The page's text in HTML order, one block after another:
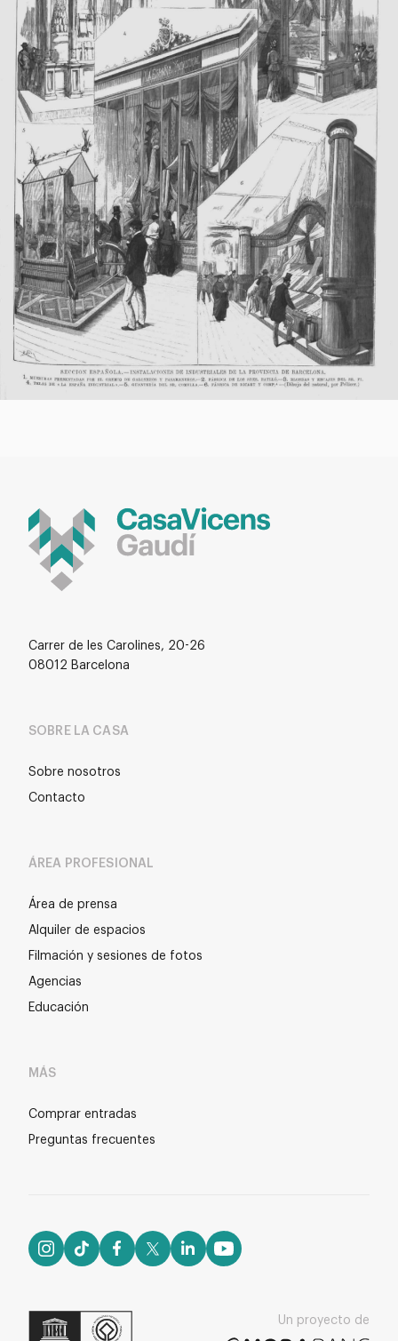
Carrer de les Carolines, 20-26
08012 Barcelona
SOBRE LA CASA
Sobre nosotros
Contacto
ÁREA PROFESIONAL
Área de prensa
Alquiler de espacios
Filmación y sesiones de fotos
Agencias
Educación
MÁS
Comprar entradas
Preguntas frecuentes
Un proyecto de